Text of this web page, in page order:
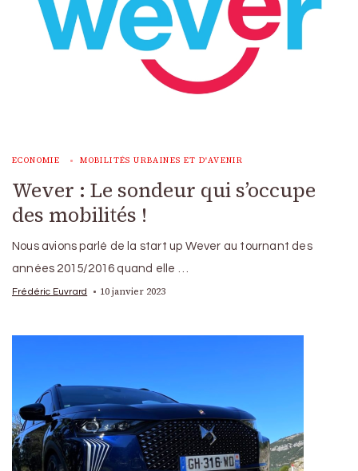
ECONOMIE MOBILITÉS URBAINES ET D'AVENIR
Wever : Le sondeur qui s’occupe
des mobilités !
Nous avions parlé de la start up Wever au tournant des
années 2015/2016 quand elle …
Frédéric Euvrard 10 janvier 2023